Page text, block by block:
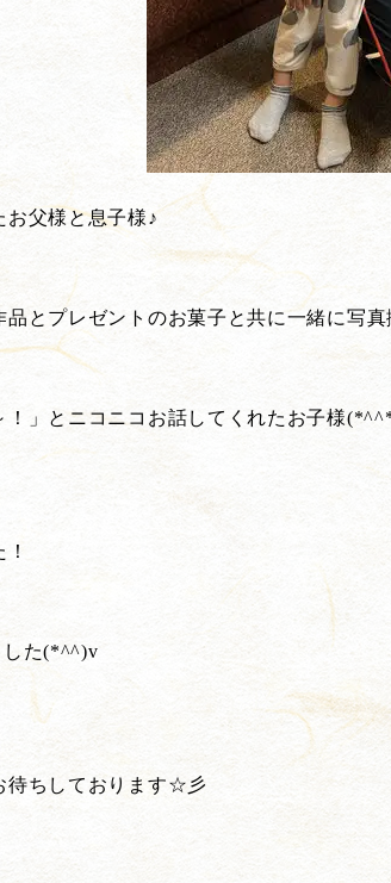
お父様と息子様♪
とプレゼントのお菓子と共に一緒に写真
！」とニコニコお話してくれたお子様
した(*^^)v
待ちしております☆彡